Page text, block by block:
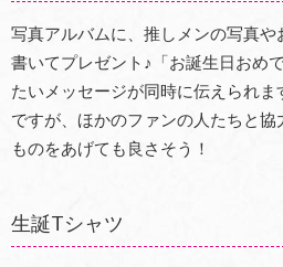
写真アルバムに、推しメンの写真
書いてプレゼント♪「お誕生日おめ
たいメッセージが同時に伝えられ
ですが、ほかのファンの人たちと
ものをあげても良さそう！
生誕Tシャツ